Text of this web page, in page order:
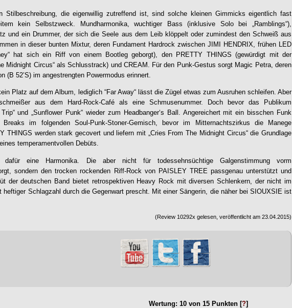
Stilbeschreibung, die eigenwillig zutreffend ist, sind solche kleinen Gimmicks eigentlich fast
kein Selbstzweck. Mundharmonika, wuchtiger Bass (inklusive Solo bei „Ramblings“),
und ein Drummer, der sich die Seele aus dem Leib klöppelt oder zumindest den Schweiß aus
in dieser bunten Mixtur, deren Fundament Hardrock zwischen JIMI HENDRIX, frühen LED
hat sich ein Riff von einem Bootleg geborgt), den PRETTY THINGS (gewürdigt mit der
Midnight Circus“ als Schlusstrack) und CREAM. Für den Punk-Gestus sorgt Magic Petra, deren
(B 52’S) im angestrengten Powermodus erinnert.
Platz auf dem Album, lediglich “Far Away“ lässt die Zügel etwas zum Ausruhen schleifen. Aber
aus dem Hard-Rock-Café als eine Schmusenummer. Doch bevor das Publikum
und „Sunflower Punk“ wieder zum Headbanger‘s Ball. Angereichert mit ein bisschen Funk
Breaks im folgenden Soul-Punk-Stoner-Gemisch, bevor im Mitternachtszirkus die Manege
THINGS werden stark gecovert und liefern mit „Cries From The Midnight Circus“ die Grundlage
temperamentvollen Debüts.
dafür eine Harmonika. Die aber nicht für todessehnsüchtige Galgenstimmung vorm
sondern den trocken rockenden Riff-Rock von PAISLEY TREE passgenau unterstützt und
der deutschen Band bietet retrospektiven Heavy Rock mit diversen Schlenkern, der nicht im
heftiger Schlagzahl durch die Gegenwart prescht. Mit einer Sängerin, die näher bei SIOUXSIE ist
(Review 10292x gelesen, veröffentlicht am 23.04.2015)
Wertung: 10 von 15 Punkten [?]